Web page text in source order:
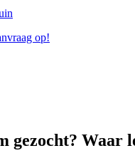
op!
gezocht? Waar